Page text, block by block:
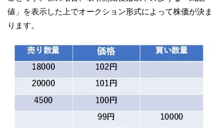
値」を表示した上でオークション形式によって株価が決ま
ります。